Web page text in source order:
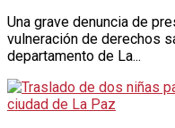
Una grave denuncia de
vulneración de derechos
departamento de La...